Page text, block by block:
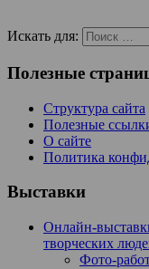
Искать для:
Полезные
Структура сайта
Полезные
О сайте
Политика
Выставки
Онлайн-
творческих
Фото-